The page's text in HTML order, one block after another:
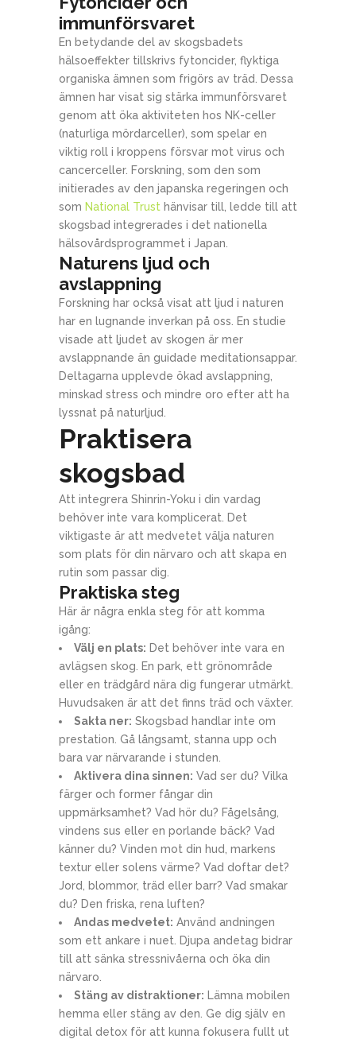
immunförsvaret
En betydande del av skogsbadets
hälsoeffekter tillskrivs fytoncider, flyktiga
organiska ämnen som frigörs av träd. Dessa
ämnen har visat sig stärka immunförsvaret
genom att öka aktiviteten hos NK-celler
(naturliga mördarceller), som spelar en
viktig roll i kroppens försvar mot virus och
cancerceller. Forskning, som den som
initierades av den japanska regeringen och
som National Trust hänvisar till, ledde till att
skogsbad integrerades i det nationella
hälsovårdsprogrammet i Japan.
Naturens ljud och
avslappning
Forskning har också visat att ljud i naturen
har en lugnande inverkan på oss. En studie
visade att ljudet av skogen är mer
avslappnande än guidade meditationsappar.
Deltagarna upplevde ökad avslappning,
minskad stress och mindre oro efter att ha
lyssnat på naturljud.
Praktisera
skogsbad
Att integrera Shinrin-Yoku i din vardag
behöver inte vara komplicerat. Det
viktigaste är att medvetet välja naturen
som plats för din närvaro och att skapa en
rutin som passar dig.
Praktiska steg
Här är några enkla steg för att komma
igång:
Välj en plats: Det behöver inte vara en
avlägsen skog. En park, ett grönområde
eller en trädgård nära dig fungerar utmärkt.
Huvudsaken är att det finns träd och växter.
Sakta ner: Skogsbad handlar inte om
prestation. Gå långsamt, stanna upp och
bara var närvarande i stunden.
Aktivera dina sinnen: Vad ser du? Vilka
färger och former fångar din
uppmärksamhet? Vad hör du? Fågelsång,
vindens sus eller en porlande bäck? Vad
känner du? Vinden mot din hud, markens
textur eller solens värme? Vad doftar det?
Jord, blommor, träd eller barr? Vad smakar
du? Den friska, rena luften?
Andas medvetet: Använd andningen
som ett ankare i nuet. Djupa andetag bidrar
till att sänka stressnivåerna och öka din
närvaro.
Stäng av distraktioner: Lämna mobilen
hemma eller stäng av den. Ge dig själv en
digital detox för att kunna fokusera fullt ut